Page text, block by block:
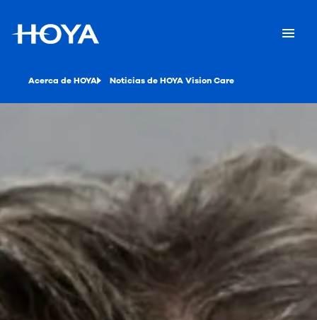
Acerca de HOYA Noticias de HOYA Vision Care